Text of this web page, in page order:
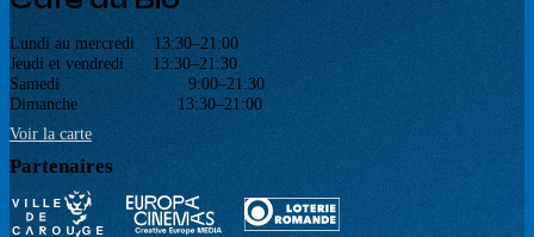
Lundi au mercredi 13:30–21:00
Jeudi et vendredi 13:30–21:30
Samedi 9:00–21:30
Dimanche 13:30–21:00
Voir la carte
Partenaires